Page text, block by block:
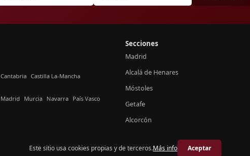
Cantabria Castilla La-Mancha
Madrid Murcia Navarra País Vasco
Secciones
Madrid
Alcalá de Henares
Móstoles
Getafe
Alcorcón
© 2026 Crónica Madrid
Este sitio usa cookies propias y de terceros.Más info Aceptar